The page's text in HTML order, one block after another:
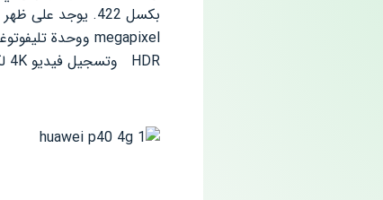
بكسل 422. يوجد على ظهر
megapixel ووحدة تليفوتوغرافي 8-megapixel مع تقريب بصري 3x ، والتي تحتوي على
HDR وتسجيل فيديو 4K لكلا الكاميرات الرئيسية وكاميرات السيلفي.